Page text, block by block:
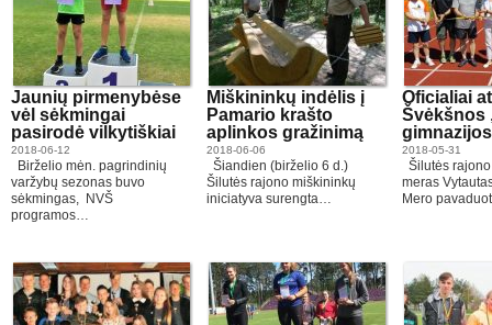
Jaunių pirmenybėse
vėl sėkmingai
pasirodė vilkytiškiai
2018-06-12
Birželio mėn. pagrindinių
varžybų sezonas buvo
sėkmingas, NVŠ
programos…
Miškininkų indėlis į
Pamario krašto
aplinkos gražinimą
2018-06-06
Šiandien (birželio 6 d.)
Šilutės rajono miškininkų
iniciatyva surengta…
Oficialiai
Švėkšnos
2018-05-31
Šilutės
meras
Mero